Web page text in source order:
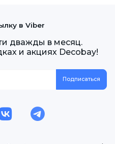
в Viber
дважды в месяц.
и акциях Decobay!